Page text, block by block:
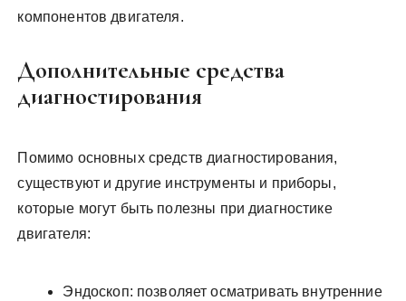
компонентов двигателя.
Дополнительные средства
диагностирования
Помимо основных средств диагностирования,
существуют и другие инструменты и приборы,
которые могут быть полезны при диагностике
двигателя:
Эндоскоп: позволяет осматривать внутренние